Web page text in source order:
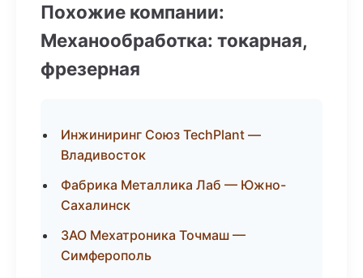
Похожие компании:
Механообработка: токарная,
фрезерная
Инжиниринг Союз TechPlant —
Владивосток
Фабрика Металлика Лаб — Южно-
Сахалинск
ЗАО Мехатроника Точмаш —
Симферополь